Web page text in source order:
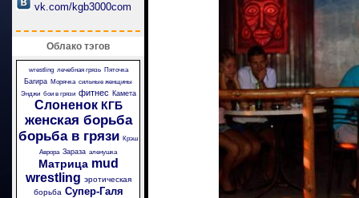
vk.com/kgb3000com
Облако тэгов
wrestling лечебная грязь Пяточка
Багира Морячка сильные женщины
Энджи бои в грязи фитнес Камета
Слоненок КГБ
женская борьба
борьба в грязи Крэш
Аврора Зараза аленушка
Матрица mud
wrestling эротическая
борьба Супер-Галя